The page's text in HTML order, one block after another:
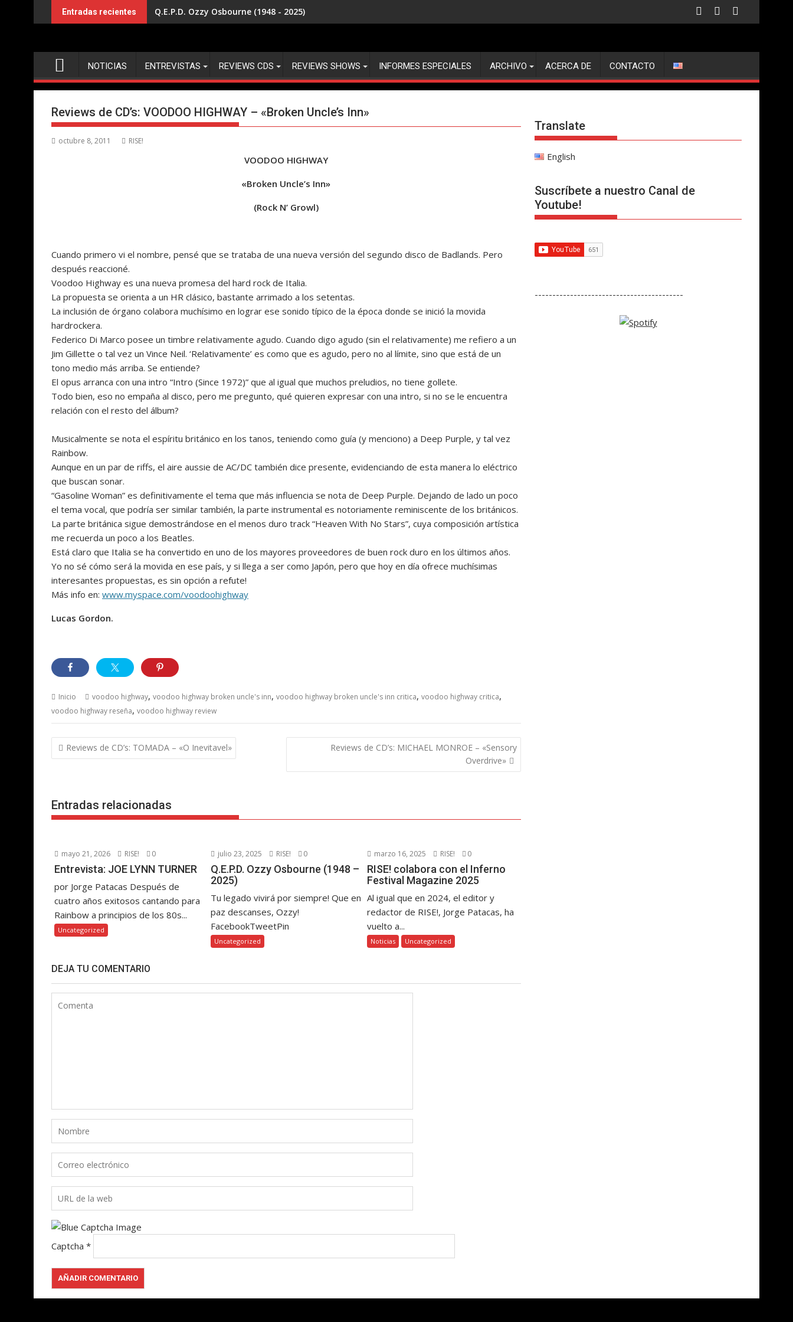
al
Entradas recientes Q.E.P.D. Ozzy Osbourne (1948 - 2025)
NOTICIAS ENTREVISTAS REVIEWS CDS REVIEWS SHOWS INFORMES ESPECIALES ARCHIVO ACERCA DE CONTACTO
Reviews de CD’s: VOODOO HIGHWAY – «Broken Uncle’s Inn»
octubre 8, 2011 RISE!
VOODOO HIGHWAY
«Broken Uncle’s Inn»
(Rock N’ Growl)
Cuando primero vi el nombre, pensé que se trataba de una nueva versión del segundo disco de Badlands. Pero
después reaccioné.
Voodoo Highway es una nueva promesa del hard rock de Italia.
La propuesta se orienta a un HR clásico, bastante arrimado a los setentas.
La inclusión de órgano colabora muchísimo en lograr ese sonido típico de la época donde se inició la movida
hardrockera.
Federico Di Marco posee un timbre relativamente agudo. Cuando digo agudo (sin el relativamente) me refiero a un
Jim Gillette o tal vez un Vince Neil. ‘Relativamente’ es como que es agudo, pero no al límite, sino que está de un
tono medio más arriba. Se entiende?
El opus arranca con una intro “Intro (Since 1972)” que al igual que muchos preludios, no tiene gollete.
Todo bien, eso no empaña al disco, pero me pregunto, qué quieren expresar con una intro, si no se le encuentra
relación con el resto del álbum?
Musicalmente se nota el espíritu británico en los tanos, teniendo como guía (y menciono) a Deep Purple, y tal vez
Rainbow.
Aunque en un par de riffs, el aire aussie de AC/DC también dice presente, evidenciando de esta manera lo eléctrico
que buscan sonar.
“Gasoline Woman” es definitivamente el tema que más influencia se nota de Deep Purple. Dejando de lado un poco
el tema vocal, que podría ser similar también, la parte instrumental es notoriamente reminiscente de los británicos.
La parte británica sigue demostrándose en el menos duro track “Heaven With No Stars”, cuya composición artística
me recuerda un poco a los Beatles.
Está claro que Italia se ha convertido en uno de los mayores proveedores de buen rock duro en los últimos años.
Yo no sé cómo será la movida en ese país, y si llega a ser como Japón, pero que hoy en día ofrece muchísimas
interesantes propuestas, es sin opción a refute!
Más info en: www.myspace.com/voodoohighway
Lucas Gordon.
Inicio voodoo highway, voodoo highway broken uncle's inn, voodoo highway broken uncle's inn critica, voodoo highway critica,
voodoo highway reseña, voodoo highway review
Navegación
de
Reviews de CD’s: TOMADA – «O Inevitavel»
Reviews de CD’s: MICHAEL MONROE – «Sensory
Overdrive»
Entradas relacionadas
mayo 21, 2026 RISE! 0
Entrevista: JOE LYNN TURNER
por Jorge Patacas Después de
cuatro años exitosos cantando para
Rainbow a principios de los 80s...
Uncategorized
julio 23, 2025 RISE! 0
Q.E.P.D. Ozzy Osbourne (1948 –
2025)
Tu legado vivirá por siempre! Que en
paz descanses, Ozzy!
FacebookTweetPin
Uncategorized
marzo 16, 2025 RISE! 0
RISE! colabora con el Inferno
Festival Magazine 2025
Al igual que en 2024, el editor y
redactor de RISE!, Jorge Patacas, ha
vuelto a...
Noticias Uncategorized
DEJA TU COMENTARIO
Captcha *
Translate
English
Suscríbete a nuestro Canal de
Youtube!
------------------------------------------